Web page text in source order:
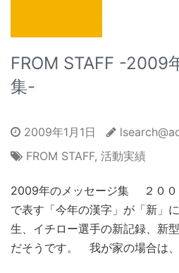
FROM STAFF -2009
集-
2009年1月1日
FROM STAFF, 活動実績
2009年のメッセージ集 ２００
で表す「今年の漢字」が「新」
生、イチロー選手の新記録、新
だそうです。 我が家の場合は